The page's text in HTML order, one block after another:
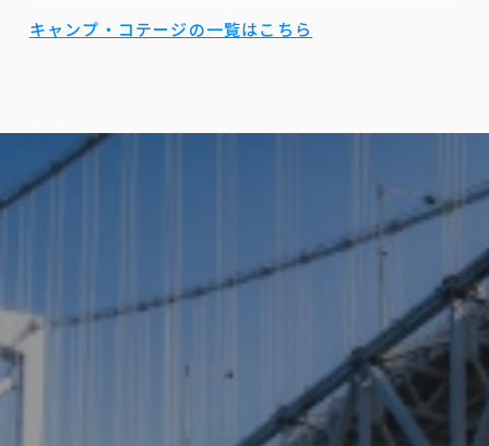
キャンプ・コテージの一覧はこちら